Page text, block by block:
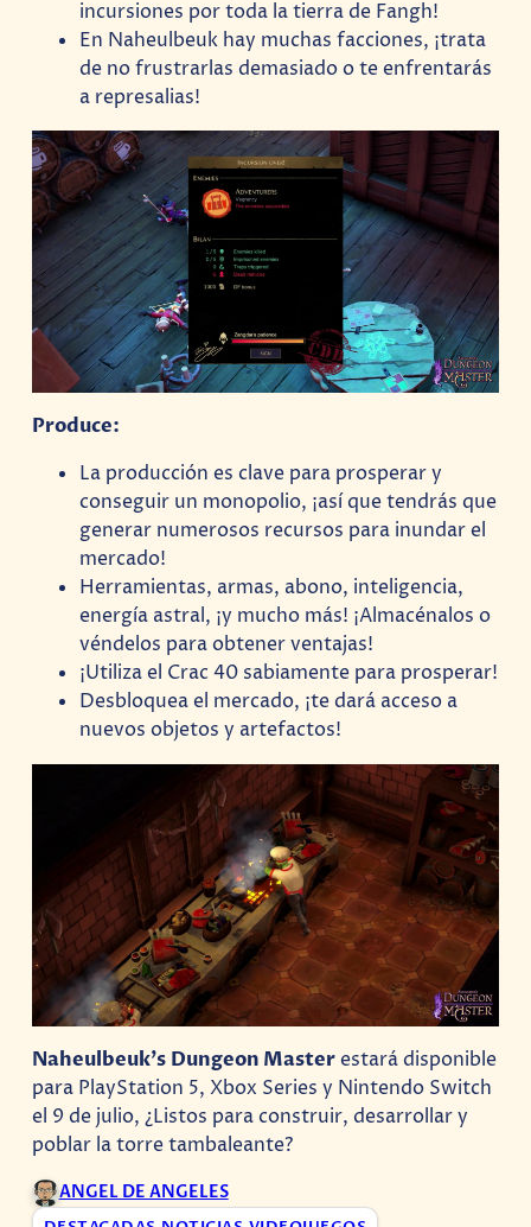
incursiones por toda la tierra de Fangh!
En Naheulbeuk hay muchas facciones, ¡trata
de no frustrarlas demasiado o te enfrentarás
a represalias!
Produce:
La producción es clave para prosperar y
conseguir un monopolio, ¡así que tendrás que
generar numerosos recursos para inundar el
mercado!
Herramientas, armas, abono, inteligencia,
energía astral, ¡y mucho más! ¡Almacénalos o
véndelos para obtener ventajas!
¡Utiliza el Crac 40 sabiamente para prosperar!
Desbloquea el mercado, ¡te dará acceso a
nuevos objetos y artefactos!
Naheulbeuk’s Dungeon Masterestará disponible
para PlayStation 5, Xbox Series y Nintendo Switch
el 9 de julio, ¿Listos para construir, desarrollar y
poblar la torre tambaleante?
ANGEL DE ANGELES